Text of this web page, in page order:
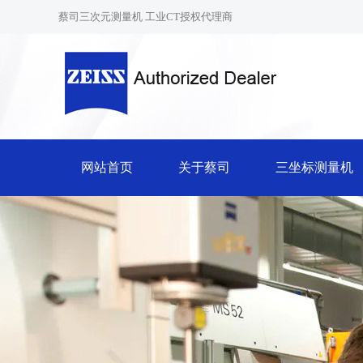
蔡司三次元测量机 工业CT授权代理商
网站首页 关于蔡司 三坐标测量机